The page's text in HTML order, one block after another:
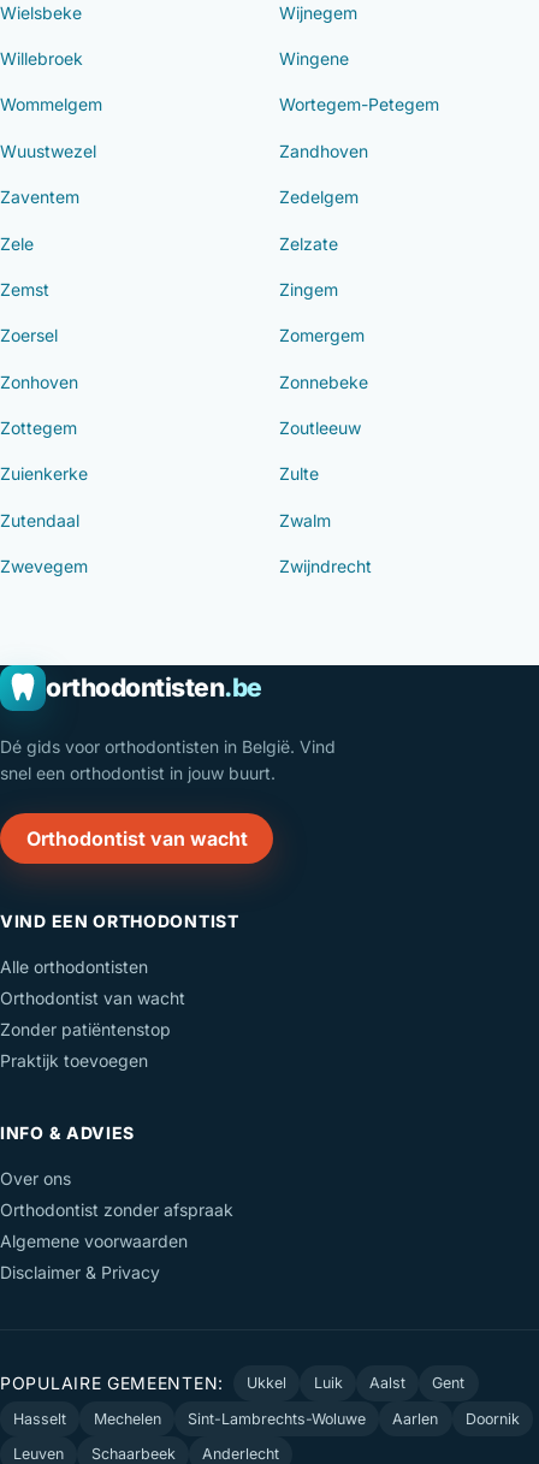
Wielsbeke Wijnegem
Willebroek Wingene
Wommelgem Wortegem-Petegem
Wuustwezel Zandhoven
Zaventem Zedelgem
Zele Zelzate
Zemst Zingem
Zoersel Zomergem
Zonhoven Zonnebeke
Zottegem Zoutleeuw
Zuienkerke Zulte
Zutendaal Zwalm
Zwevegem Zwijndrecht
orthodontisten.be
Dé gids voor orthodontisten in België. Vind
snel een orthodontist in jouw buurt.
Orthodontist van wacht
VIND EEN ORTHODONTIST
Alle orthodontisten
Orthodontist van wacht
Zonder patiëntenstop
Praktijk toevoegen
INFO & ADVIES
Over ons
Orthodontist zonder afspraak
Algemene voorwaarden
Disclaimer & Privacy
POPULAIRE GEMEENTEN: Ukkel Luik Aalst
Gent
Hasselt
Mechelen Sint-Lambrechts-Woluwe Aarlen
Doornik
Leuven
Schaarbeek Anderlecht